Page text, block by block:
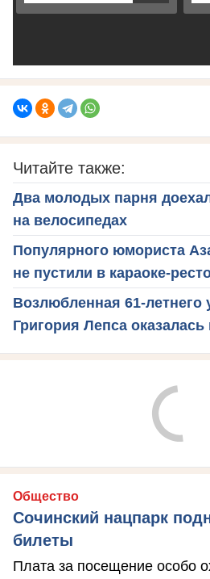
Читайте также:
Два молодых парня
на велосипедах
Популярного юмориста
не пустили в караоке-
Возлюбленная 61-летнего
Григория Лепса
Общество
Сочинский нацпарк
билеты
Плата за посещение особо